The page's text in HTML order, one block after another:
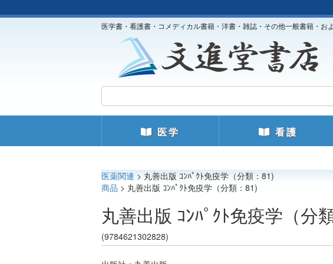
医学書・看護書・コメディカル書籍・洋書・雑誌・その他一般書籍・お
医学 看護
医薬関連 > 丸善出版 ｺﾝﾊﾟｸﾄ免疫学（分類：81)
商品 > 丸善出版 ｺﾝﾊﾟｸﾄ免疫学（分類：81)
丸善出版 ｺﾝﾊﾟｸﾄ免疫学（分
(9784621302828)